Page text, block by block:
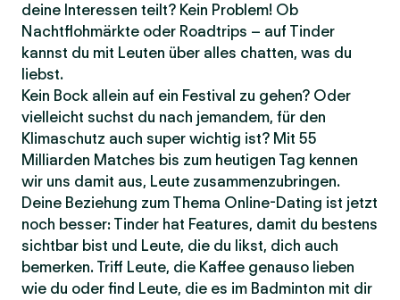
deine Interessen teilt? Kein Problem! Ob
Nachtflohmärkte oder Roadtrips – auf Tinder
kannst du mit Leuten über alles chatten, was du
liebst.
Kein Bock allein auf ein Festival zu gehen? Oder
vielleicht suchst du nach jemandem, für den
Klimaschutz auch super wichtig ist? Mit 55
Milliarden Matches bis zum heutigen Tag kennen
wir uns damit aus, Leute zusammenzubringen.
Deine Beziehung zum Thema Online-Dating ist jetzt
noch besser: Tinder hat Features, damit du bestens
sichtbar bist und Leute, die du likst, dich auch
bemerken. Triff Leute, die Kaffee genauso lieben
wie du oder find Leute, die es im Badminton mit dir